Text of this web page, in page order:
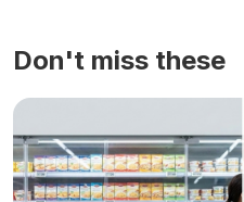
Don't miss these